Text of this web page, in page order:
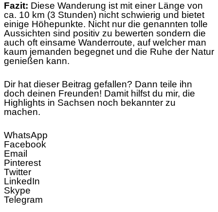
Fazit: Diese Wanderung ist mit einer Länge von
ca. 10 km (3 Stunden) nicht schwierig und bietet
einige Höhepunkte. Nicht nur die genannten tolle
Aussichten sind positiv zu bewerten sondern die
auch oft einsame Wanderroute, auf welcher man
kaum jemanden begegnet und die Ruhe der Natur
genießen kann.
Dir hat dieser Beitrag gefallen? Dann teile ihn
doch deinen Freunden! Damit hilfst du mir, die
Highlights in Sachsen noch bekannter zu
machen.
WhatsApp
Facebook
Email
Pinterest
Twitter
LinkedIn
Skype
Telegram